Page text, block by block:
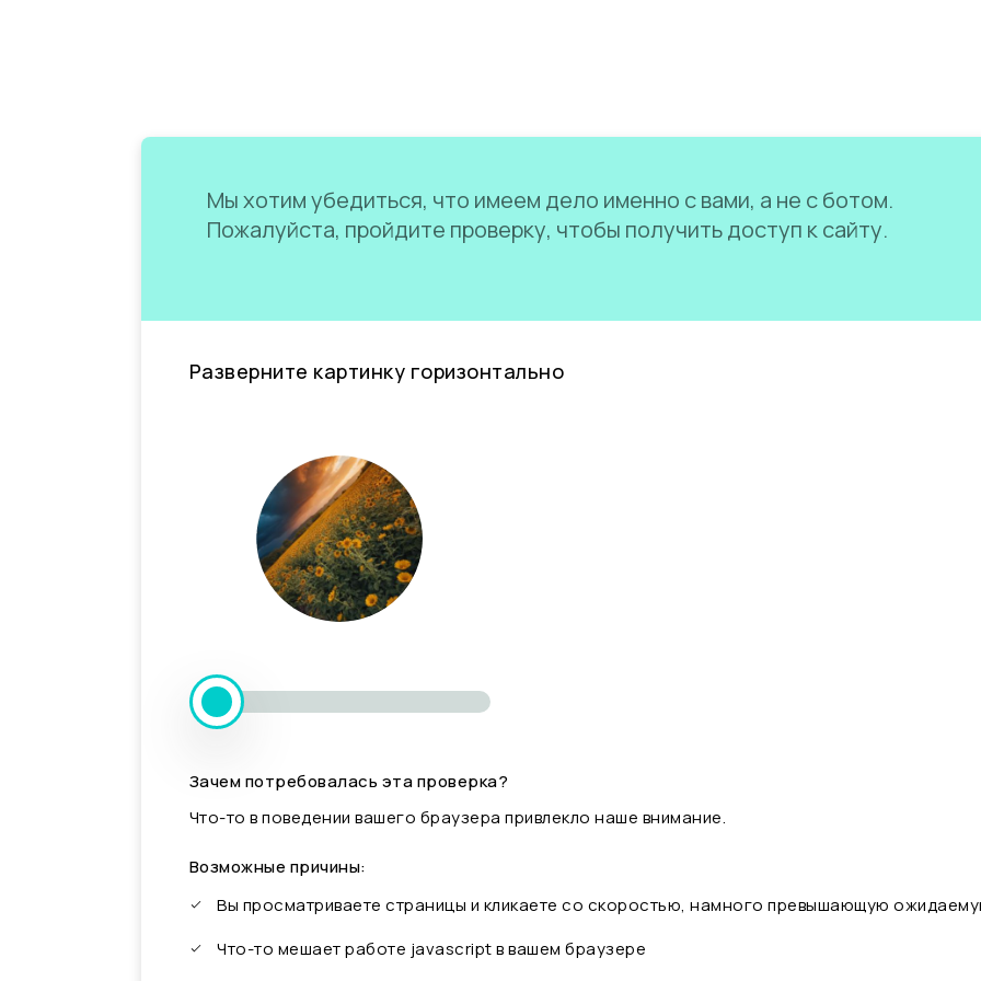
Мы хотим убедиться, что имеем дело именно с вами, а не с ботом.
Пожалуйста, пройдите проверку, чтобы получить доступ к сайту.
Разверните картинку горизонтально
Зачем потребовалась эта проверка?
Что-то в поведении вашего браузера привлекло наше внимание.
Возможные причины:
Вы просматриваете страницы и кликаете со скоростью, намного превышающую
Что-то мешает работе javascript в вашем браузере